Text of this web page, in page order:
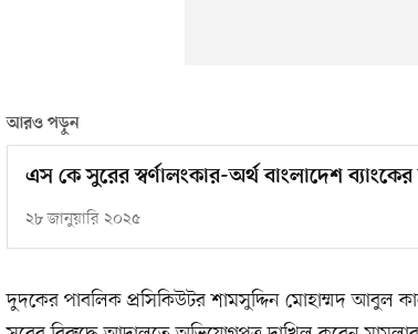
আরও পড়ুন
এস কে সুরের স্বর্ণালংকার-অর্থ বাংলাদেশ
২৮ জানুয়ারি ২০২৫
দুদকের পাবলিক প্রসিকিউটর শামসুদ্দিন মোহাম্মদ আবুল